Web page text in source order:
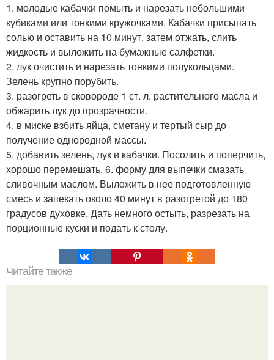
1. молодые кабачки помыть и нарезать небольшими
кубиками или тонкими кружочками. Кабачки присыпать
солью и оставить на 10 минут, затем отжать, слить
жидкость и выложить на бумажные салфетки.
2. лук очистить и нарезать тонкими полукольцами.
Зелень крупно порубить.
3. разогреть в сковороде 1 ст. л. растительного масла и
обжарить лук до прозрачности.
4. в миске взбить яйца, сметану и тертый сыр до
получение однородной массы.
5. добавить зелень, лук и кабачки. Посолить и поперчить,
хорошо перемешать. 6. форму для выпечки смазать
сливочным маслом. Выложить в нее подготовленную
смесь и запекать около 40 минут в разогретой до 180
градусов духовке. Дать немного остыть, разрезать на
порционные куски и подать к столу.
Читайте также